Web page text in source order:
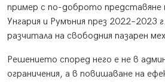
пример с по-доброто представяне
Унгария и Румъния през
разчитала на свободния пазарен
Решението според него е не в
ограничения, а в повишаване на